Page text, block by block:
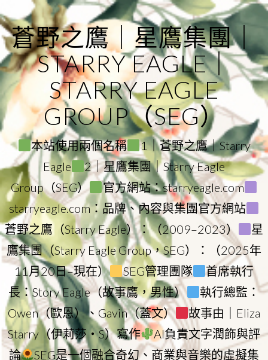
to
content
蒼野之鷹｜星鷹集團｜
STARRY EAGLE｜
STARRY EAGLE
GROUP（SEG）
本站使用兩個名稱
1｜蒼野之鷹｜Starry
Eagle
2｜星鷹集團｜Starry Eagle
Group（SEG）
官方網站：starryeagle.com
starryeagle.com：品牌、內容與集團官方網站
蒼野之鷹（Starry Eagle）：（2009–2023）
星
鷹集團（Starry Eagle Group，SEG）：（2025年
11月20日–現在）
SEG管理團隊
首席執行
長：Story Eagle（故事鷹，男性）
執行總監：
Owen（歐恩）、Gavin（蓋文）
故事由｜Eliza
Starry（伊莉莎・S）寫作
AI負責文字潤飾與評
論
SEG是一個融合奇幻、商業與音樂的虛擬集